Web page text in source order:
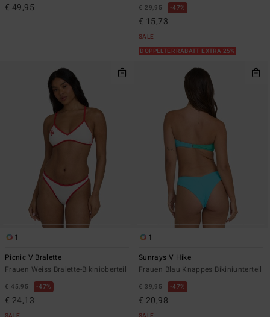
€ 49,95 € 29,95 47%
€ 15,73
SALE
DOPPELTER RABATT EXTRA 25%
1
Picnic V Bralette
Frauen Weiss Bralette-Bikinioberteil
€ 45,95 47%
€ 24,13
1
Sunrays V Hike
Frauen Blau Knappes Bikiniunterteil
€ 39,95 47%
€ 20,98